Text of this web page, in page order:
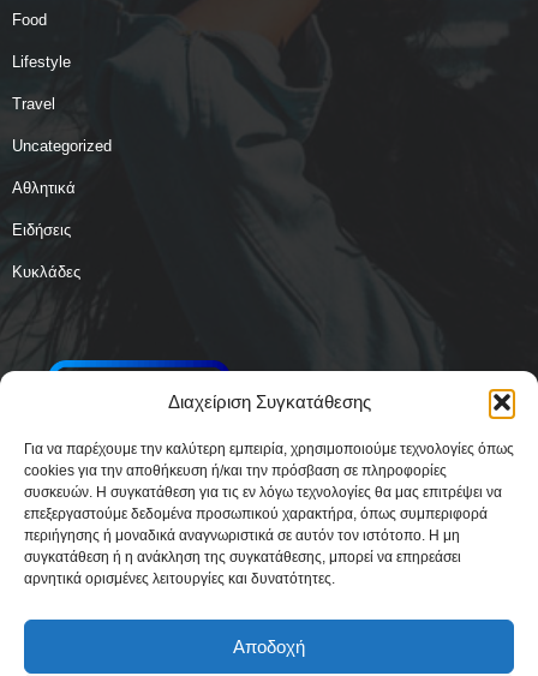
Διαχείριση Συγκατάθεσης
Για να παρέχουμε την καλύτερη εμπειρία, χρησιμοποιούμε τεχνολογίες όπως
cookies για την αποθήκευση ή/και την πρόσβαση σε πληροφορίες
συσκευών. Η συγκατάθεση για τις εν λόγω τεχνολογίες θα μας επιτρέψει να
επεξεργαστούμε δεδομένα προσωπικού χαρακτήρα, όπως συμπεριφορά
περιήγησης ή μοναδικά αναγνωριστικά σε αυτόν τον ιστότοπο. Η μη
συγκατάθεση ή η ανάκληση της συγκατάθεσης, μπορεί να επηρεάσει
αρνητικά ορισμένες λειτουργίες και δυνατότητες.
Αποδοχή
Food
Lifestyle
Travel
Uncategorized
Αθλητικά
Ειδήσεις
Κυκλάδες